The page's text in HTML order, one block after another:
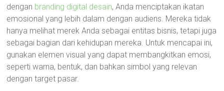
dengan branding digital desain, Anda menciptakan ikatan
emosional yang lebih dalam dengan audiens. Mereka tidak
hanya melihat merek Anda sebagai entitas bisnis, tetapi juga
sebagai bagian dari kehidupan mereka. Untuk mencapai ini,
gunakan elemen visual yang dapat membangkitkan emosi,
seperti warna, bentuk, dan bahkan simbol yang relevan
dengan target pasar.